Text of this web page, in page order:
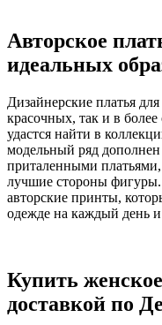
Авторское
идеальных
Дизайнерские платья
красочных, так и в
удастся найти в
модельный ряд
приталенными
лучшие стороны
авторские принты,
одежде на каждый день
Купить
доставкой по